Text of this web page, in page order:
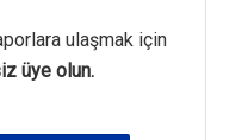
ulaşmak için
üye olun.